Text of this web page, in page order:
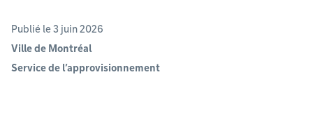
Publié le 3 juin 2026
Ville de Montréal
Service de l’approvisionnement